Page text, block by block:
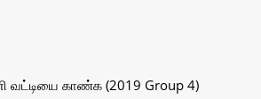
வட்டியை காண்க (2019 Group 4)